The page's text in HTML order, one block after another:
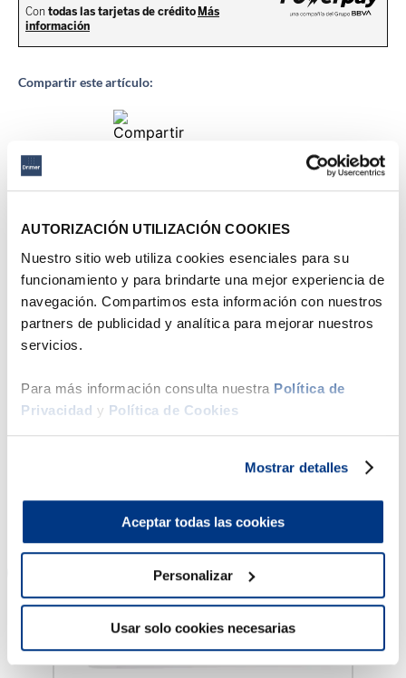
AUTORIZACIÓN UTILIZACIÓN COOKIES
Nuestro sitio web utiliza cookies esenciales para su
funcionamiento y para brindarte una mejor experiencia de
navegación. Compartimos esta información con nuestros
partners de publicidad y analítica para mejorar nuestros
servicios.
Para más información consulta nuestra Política de
Privacidad y Política de Cookies
Mostrar detalles
Aceptar todas las cookies
Personalizar
Usar solo cookies necesarias
Compartir este artículo:
Estructura del cochón
Ficha técnica
Productos Sugeridos
Drimer